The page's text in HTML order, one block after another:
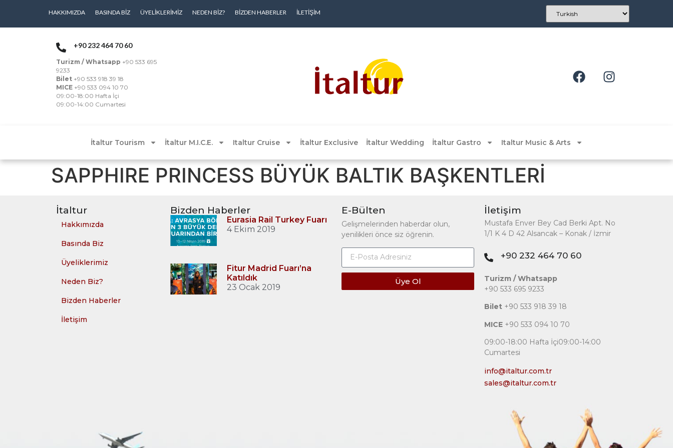
HAKKIMIZDA BASINDA BIZ ÜYELIKLERIMIZ NEDEN BIZ? BIZDEN HABERLER İLETIŞIM
+90 232 464 70 60
Turizm / Whatsapp +90 533 695
9233
Bilet +90 533 918 39 18
MICE +90 533 094 10 70
09:00-18:00 Hafta İçi
09:00-14:00 Cumartesi
İtaltur Tourism İtaltur M.I.C.E. Italtur Cruise İtaltur Exclusive İtaltur Wedding İtaltur Gastro Italtur Music & Arts
SAPPHIRE PRINCESS BÜYÜK BALTIK BAŞKENTLERİ
İtaltur
Hakkımızda
Basında Biz
Üyeliklerimiz
Neden Biz?
Bizden Haberler
İletişim
Bizden Haberler
Eurasia Rail Turkey Fuarı
4 Ekim 2019
Fitur Madrid Fuarı’na
Katıldık
23 Ocak 2019
E-Bülten
Gelişmelerinden haberdar olun,
yenilikleri önce siz öğrenin.
Üye Ol
İletişim
Mustafa Enver Bey Cad Berki Apt. No
1/1 K 4 D 42 Alsancak – Konak / İzmir
+90 232 464 70 60
Turizm / Whatsapp
+90 533 695 9233
Bilet +90 533 918 39 18
MICE +90 533 094 10 70
09:00-18:00 Hafta İçi09:00-14:00
Cumartesi
info@italtur.com.tr
sales@italtur.com.tr